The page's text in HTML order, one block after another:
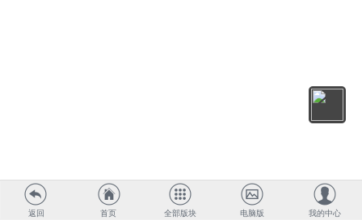
返回 首页 全部版块 电脑版 我的中心